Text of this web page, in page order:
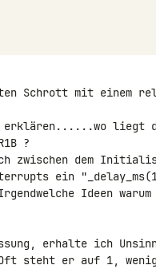
Schrott mit einem
liegt
?
zwischen dem
ein
Ideen
erhalte ich
steht er auf 1,